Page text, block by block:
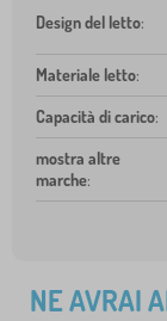
Design del letto:
Materiale letto:
Capacità di carico:
mostra altre
marche:
NE AVRAI